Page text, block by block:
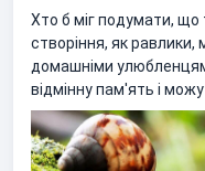
Хто б міг подумати, що
створіння, як
домашніми
відмінну пам'ять і